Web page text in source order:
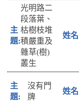
光明路二
段落葉、
枯樹枝堆
積嚴重及
雜草(樹)
叢生
沒有門
牌